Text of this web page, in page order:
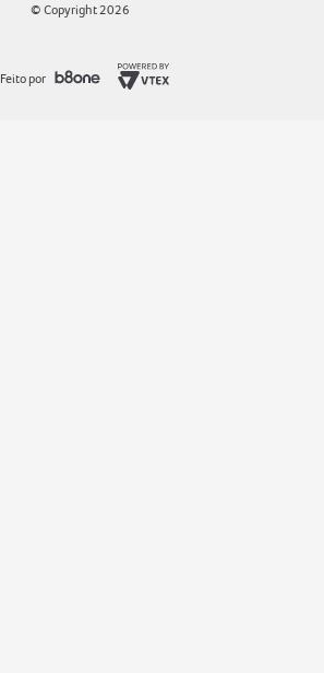
© Copyright2026
Feito por